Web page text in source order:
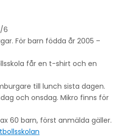
6
För barn födda år 2005 –
får en t-shirt och en
till lunch sista dagen.
och onsdag. Mikro finns för
60 barn, först anmälda gäller.